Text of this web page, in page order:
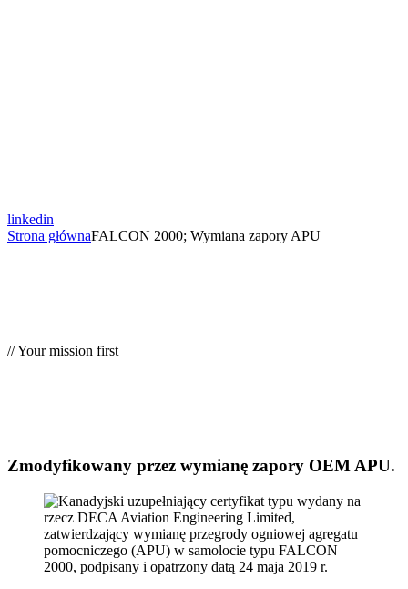
linkedin
Strona głównaFALCON 2000; Wymiana zapory APU
// Your mission first
Zmodyfikowany przez wymianę zapory OEM APU.